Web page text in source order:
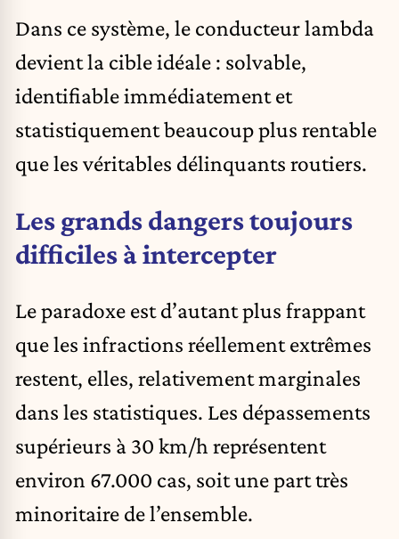
Dans ce système, le conducteur lambda
devient la cible idéale : solvable,
identifiable immédiatement et
statistiquement beaucoup plus rentable
que les véritables délinquants routiers.
Les grands dangers toujours
difficiles à intercepter
Le paradoxe est d’autant plus frappant
que les infractions réellement extrêmes
restent, elles, relativement marginales
dans les statistiques. Les dépassements
supérieurs à 30 km/h représentent
environ 67.000 cas, soit une part très
minoritaire de l’ensemble.